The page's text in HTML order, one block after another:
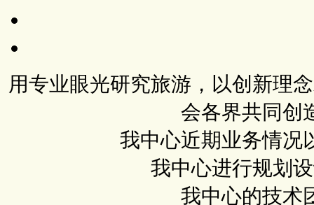
用专业眼光研究旅游，以创新理
会各界共同创
我中心近期业务情况
我中心进行规划
我中心的技术